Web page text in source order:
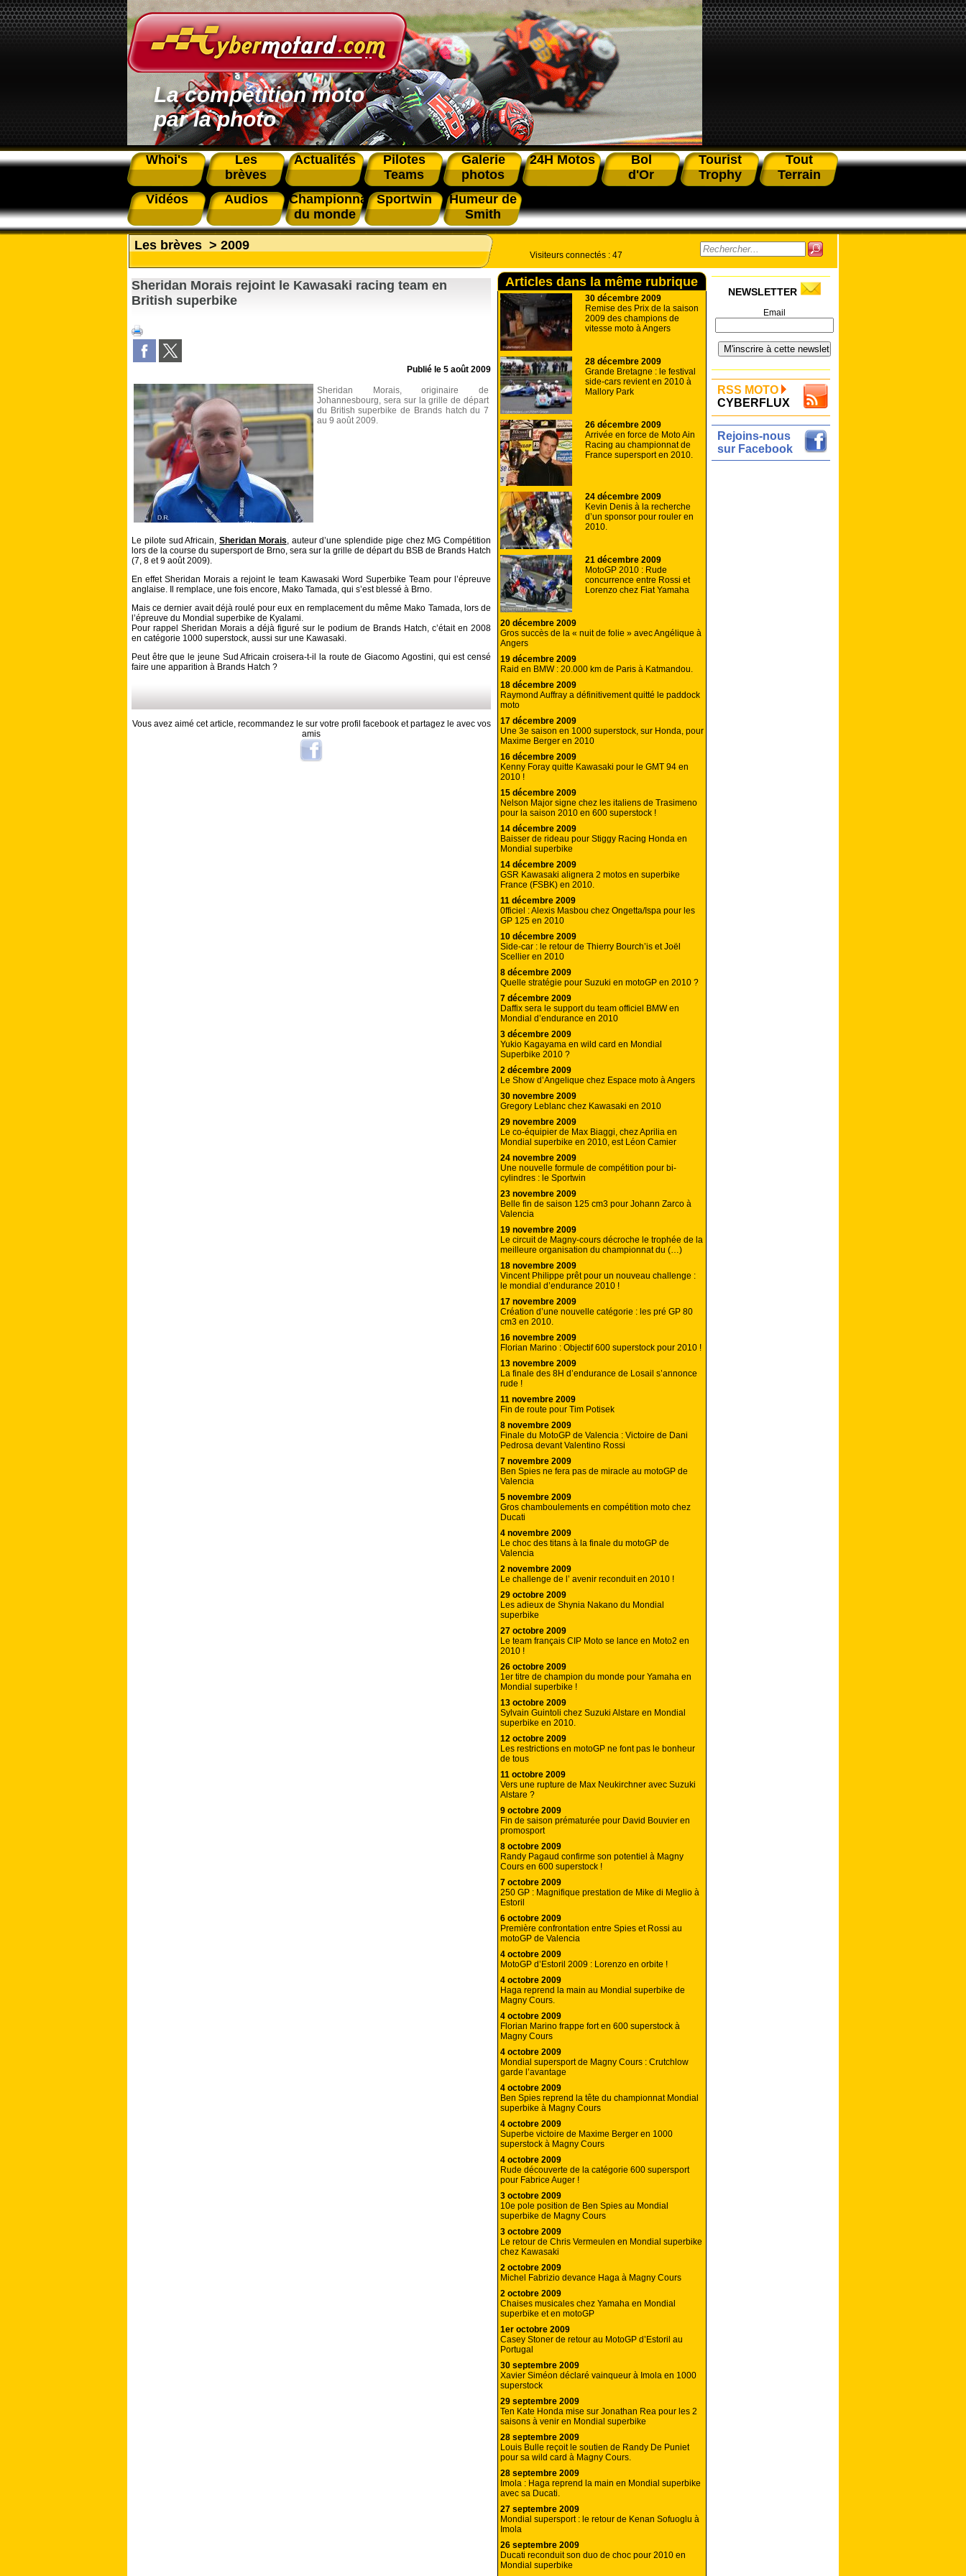
La compétition moto
par la photo
Whoi's
Les
brèves
Actualités
Pilotes
Teams
Galerie
photos
24H Motos
Bol
d'Or
Tourist
Trophy
Tout
Terrain
Vidéos
Audios
Championnat
du monde
Sportwin
Humeur de
Smith
Les brèves > 2009
Sheridan Morais rejoint le Kawasaki racing team en
British superbike
Publié le 5 août 2009
Sheridan Morais, originaire de
Johannesbourg, sera sur la grille de départ
du British superbike de Brands hatch du 7
au 9 août 2009.
Le pilote sud Africain, Sheridan Morais, auteur d’une splendide pige chez MG Compétition
lors de la course du supersport de Brno, sera sur la grille de départ du BSB de Brands Hatch
(7, 8 et 9 août 2009).
En effet Sheridan Morais a rejoint le team Kawasaki Word Superbike Team pour l’épreuve
anglaise. Il remplace, une fois encore, Mako Tamada, qui s’est blessé à Brno.
Mais ce dernier avait déjà roulé pour eux en remplacement du même Mako Tamada, lors de
l’épreuve du Mondial superbike de Kyalami.
Pour rappel Sheridan Morais a déjà figuré sur le podium de Brands Hatch, c’était en 2008
en catégorie 1000 superstock, aussi sur une Kawasaki.
Peut être que le jeune Sud Africain croisera-t-il la route de Giacomo Agostini, qui est censé
faire une apparition à Brands Hatch ?
Vous avez aimé cet article, recommandez le sur votre profil facebook et partagez le avec vos
amis
Visiteurs connectés : 47
Articles dans la même rubrique
30 décembre 2009
Remise des Prix de la saison
2009 des champions de
vitesse moto à Angers
28 décembre 2009
Grande Bretagne : le festival
side-cars revient en 2010 à
Mallory Park
26 décembre 2009
Arrivée en force de Moto Ain
Racing au championnat de
France supersport en 2010.
24 décembre 2009
Kevin Denis à la recherche
d’un sponsor pour rouler en
2010.
21 décembre 2009
MotoGP 2010 : Rude
concurrence entre Rossi et
Lorenzo chez Fiat Yamaha
20 décembre 2009
Gros succès de la « nuit de folie » avec Angélique à
Angers
19 décembre 2009
Raid en BMW : 20.000 km de Paris à Katmandou.
18 décembre 2009
Raymond Auffray a définitivement quitté le paddock
moto
17 décembre 2009
Une 3e saison en 1000 superstock, sur Honda, pour
Maxime Berger en 2010
16 décembre 2009
Kenny Foray quitte Kawasaki pour le GMT 94 en
2010 !
15 décembre 2009
Nelson Major signe chez les italiens de Trasimeno
pour la saison 2010 en 600 superstock !
14 décembre 2009
Baisser de rideau pour Stiggy Racing Honda en
Mondial superbike
14 décembre 2009
GSR Kawasaki alignera 2 motos en superbike
France (FSBK) en 2010.
11 décembre 2009
0fficiel : Alexis Masbou chez Ongetta/Ispa pour les
GP 125 en 2010
10 décembre 2009
Side-car : le retour de Thierry Bourch’is et Joël
Scellier en 2010
8 décembre 2009
Quelle stratégie pour Suzuki en motoGP en 2010 ?
7 décembre 2009
Daffix sera le support du team officiel BMW en
Mondial d’endurance en 2010
3 décembre 2009
Yukio Kagayama en wild card en Mondial
Superbike 2010 ?
2 décembre 2009
Le Show d’Angelique chez Espace moto à Angers
30 novembre 2009
Gregory Leblanc chez Kawasaki en 2010
29 novembre 2009
Le co-équipier de Max Biaggi, chez Aprilia en
Mondial superbike en 2010, est Léon Camier
24 novembre 2009
Une nouvelle formule de compétition pour bi-
cylindres : le Sportwin
23 novembre 2009
Belle fin de saison 125 cm3 pour Johann Zarco à
Valencia
19 novembre 2009
Le circuit de Magny-cours décroche le trophée de la
meilleure organisation du championnat du (…)
18 novembre 2009
Vincent Philippe prêt pour un nouveau challenge :
le mondial d’endurance 2010 !
17 novembre 2009
Création d’une nouvelle catégorie : les pré GP 80
cm3 en 2010.
16 novembre 2009
Florian Marino : Objectif 600 superstock pour 2010 !
13 novembre 2009
La finale des 8H d’endurance de Losail s’annonce
rude !
11 novembre 2009
Fin de route pour Tim Potisek
8 novembre 2009
Finale du MotoGP de Valencia : Victoire de Dani
Pedrosa devant Valentino Rossi
7 novembre 2009
Ben Spies ne fera pas de miracle au motoGP de
Valencia
5 novembre 2009
Gros chamboulements en compétition moto chez
Ducati
4 novembre 2009
Le choc des titans à la finale du motoGP de
Valencia
2 novembre 2009
Le challenge de l’ avenir reconduit en 2010 !
29 octobre 2009
Les adieux de Shynia Nakano du Mondial
superbike
27 octobre 2009
Le team français CIP Moto se lance en Moto2 en
2010 !
26 octobre 2009
1er titre de champion du monde pour Yamaha en
Mondial superbike !
13 octobre 2009
Sylvain Guintoli chez Suzuki Alstare en Mondial
superbike en 2010.
12 octobre 2009
Les restrictions en motoGP ne font pas le bonheur
de tous
11 octobre 2009
Vers une rupture de Max Neukirchner avec Suzuki
Alstare ?
9 octobre 2009
Fin de saison prématurée pour David Bouvier en
promosport
8 octobre 2009
Randy Pagaud confirme son potentiel à Magny
Cours en 600 superstock !
7 octobre 2009
250 GP : Magnifique prestation de Mike di Meglio à
Estoril
6 octobre 2009
Première confrontation entre Spies et Rossi au
motoGP de Valencia
4 octobre 2009
MotoGP d’Estoril 2009 : Lorenzo en orbite !
4 octobre 2009
Haga reprend la main au Mondial superbike de
Magny Cours.
4 octobre 2009
Florian Marino frappe fort en 600 superstock à
Magny Cours
4 octobre 2009
Mondial supersport de Magny Cours : Crutchlow
garde l’avantage
4 octobre 2009
Ben Spies reprend la tête du championnat Mondial
superbike à Magny Cours
4 octobre 2009
Superbe victoire de Maxime Berger en 1000
superstock à Magny Cours
4 octobre 2009
Rude découverte de la catégorie 600 supersport
pour Fabrice Auger !
3 octobre 2009
10e pole position de Ben Spies au Mondial
superbike de Magny Cours
3 octobre 2009
Le retour de Chris Vermeulen en Mondial superbike
chez Kawasaki
2 octobre 2009
Michel Fabrizio devance Haga à Magny Cours
2 octobre 2009
Chaises musicales chez Yamaha en Mondial
superbike et en motoGP
1er octobre 2009
Casey Stoner de retour au MotoGP d’Estoril au
Portugal
30 septembre 2009
Xavier Siméon déclaré vainqueur à Imola en 1000
superstock
29 septembre 2009
Ten Kate Honda mise sur Jonathan Rea pour les 2
saisons à venir en Mondial superbike
28 septembre 2009
Louis Bulle reçoit le soutien de Randy De Puniet
pour sa wild card à Magny Cours.
28 septembre 2009
Imola : Haga reprend la main en Mondial superbike
avec sa Ducati.
27 septembre 2009
Mondial supersport : le retour de Kenan Sofuoglu à
Imola
26 septembre 2009
Ducati reconduit son duo de choc pour 2010 en
Mondial superbike
NEWSLETTER
Email
RSS MOTO
CYBERFLUX
Rejoins-nous
sur Facebook